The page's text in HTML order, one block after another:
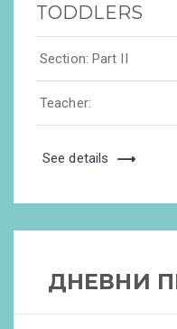
TODDLERS
Section: Part II
Teacher:
See details
ДНЕВНИ